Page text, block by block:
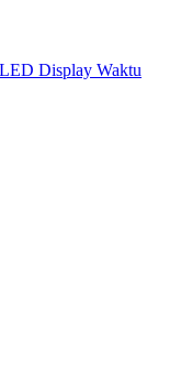
Display Waktu